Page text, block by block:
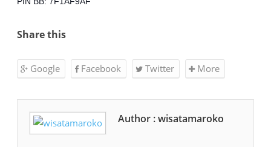
Share this
Google Facebook Twitter More
Author : wisatamaroko